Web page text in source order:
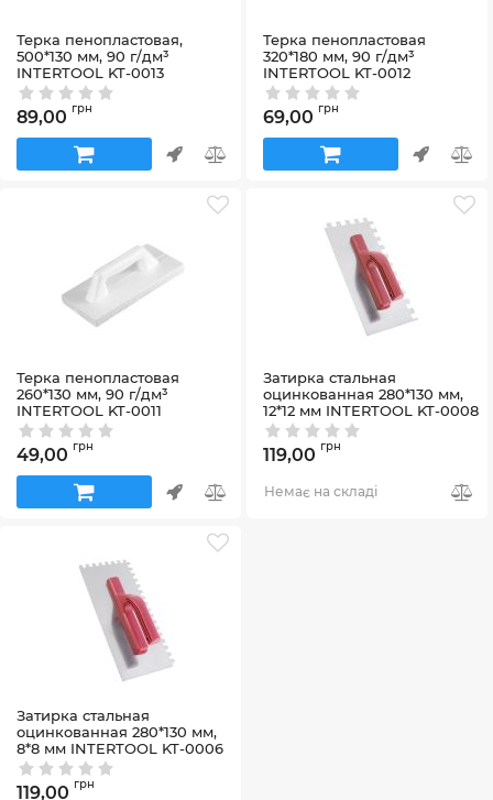
Терка пенопластовая,
500*130 мм, 90 г/дм³
INTERTOOL KT-0013
Артикул:KT-0013
89,00 грн
Терка пенопластовая
320*180 мм, 90 г/дм³
INTERTOOL KT-0012
Артикул:KT-0012
69,00 грн
Терка пенопластовая
260*130 мм, 90 г/дм³
INTERTOOL KT-0011
Артикул:KT-0011
49,00 грн
Затирка cтальная
оцинкованная 280*130 мм,
12*12 мм INTERTOOL KT-0008
Артикул:KT-0008
119,00 грн
Немає на складі
Затирка cтальная
оцинкованная 280*130 мм,
8*8 мм INTERTOOL KT-0006
Артикул:KT-0006
119,00 грн